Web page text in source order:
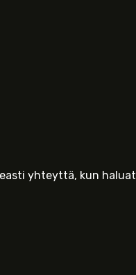
yhteyttä, kun haluat